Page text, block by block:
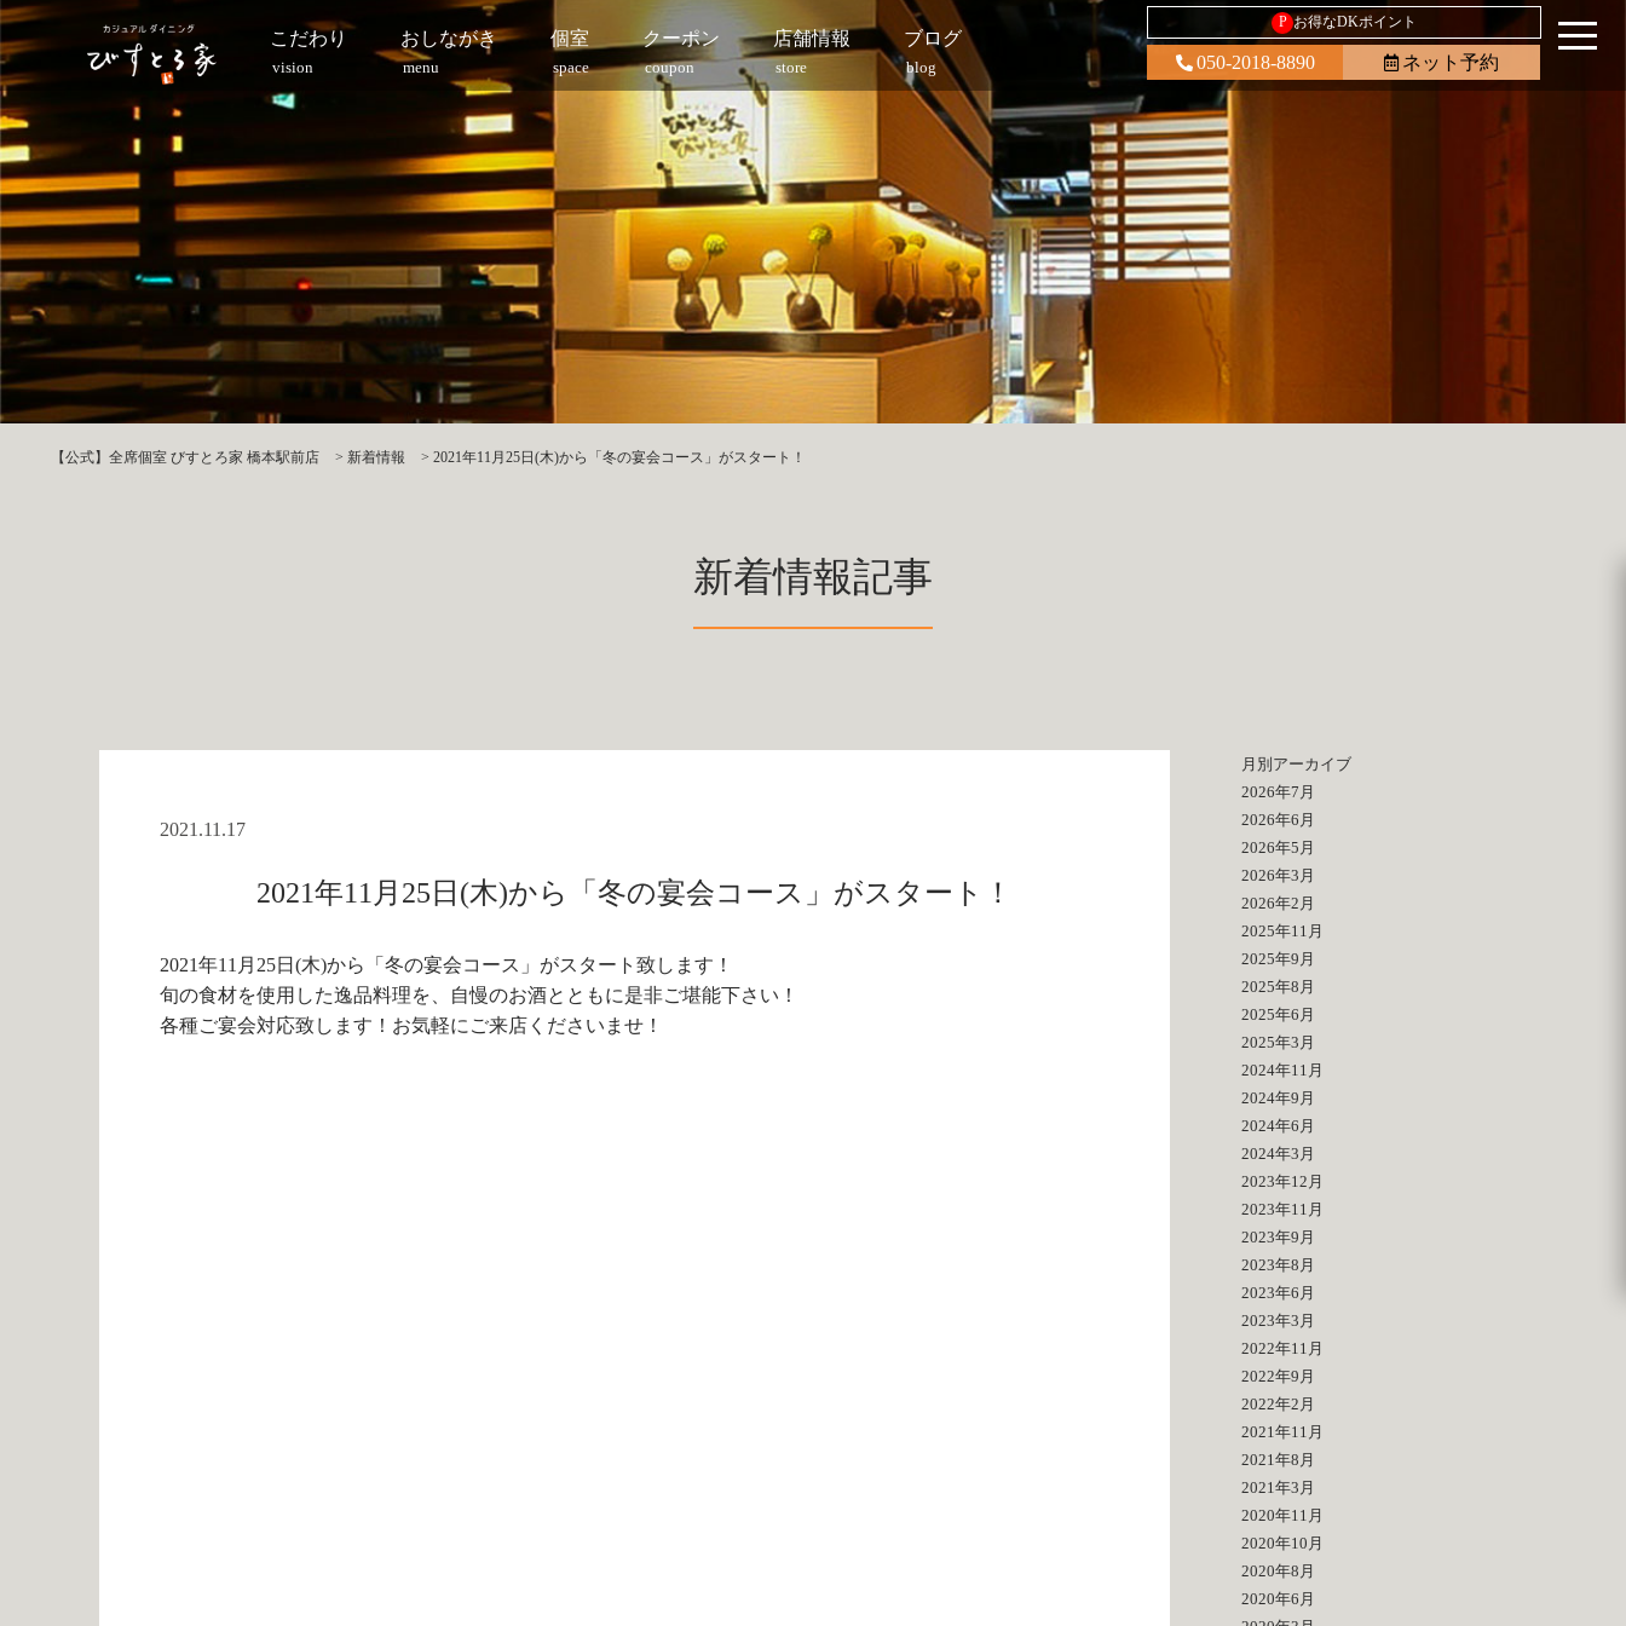
こだわり
vision
おしながき
menu
個室
space
クーポン
coupon
店舗情報
store
ブログ
blog
P お得なDKポイント
050-2018-8890 ネット予約
【公式】全席個室 びすとろ家 橋本駅前店 > 新着情報 > 2021年11月25日(木)から「冬の宴会コース」がスタート！
新着情報記事
2021.11.17
2021年11月25日(木)から「冬の宴会コース」がスタート！
2021年11月25日(木)から「冬の宴会コース」がスタート致します！
旬の食材を使用した逸品料理を、自慢のお酒とともに是非ご堪能下さい！
各種ご宴会対応致します！お気軽にご来店くださいませ！
月別アーカイブ
2026年7月
2026年6月
2026年5月
2026年3月
2026年2月
2025年11月
2025年9月
2025年8月
2025年6月
2025年3月
2024年11月
2024年9月
2024年6月
2024年3月
2023年12月
2023年11月
2023年9月
2023年8月
2023年6月
2023年3月
2022年11月
2022年9月
2022年2月
2021年11月
2021年8月
2021年3月
2020年11月
2020年10月
2020年8月
2020年6月